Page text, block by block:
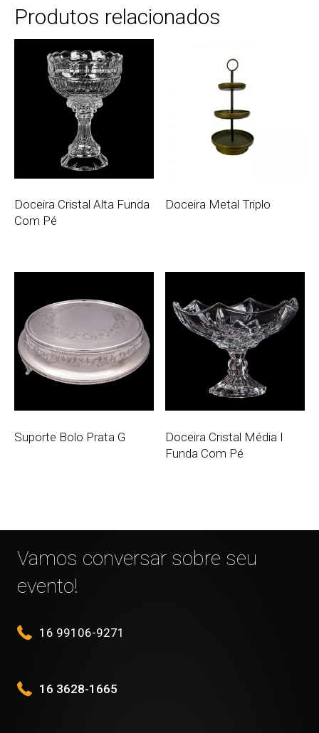
Produtos relacionados
Doceira Cristal Alta Funda
Com Pé
Doceira Metal Triplo
Suporte Bolo Prata G
Doceira Cristal Média I
Funda Com Pé
Vamos conversar sobre seu
evento!
16 99106-9271
16 3628-1665